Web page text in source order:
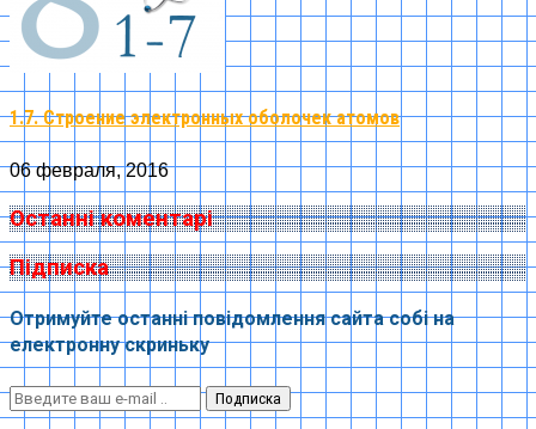
1.7. Строение электронных оболочек атомов
06 февраля, 2016
Останні коментарі
Підписка
Отримуйте останні повідомлення сайта собі на
електронну скриньку
Подписка